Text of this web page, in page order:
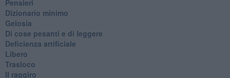
Pensieri
​Dizionario minimo
Gelosia
Di cose pesanti e di leggere
​Deficienza artificiale
Libero
Trasloco
Il raggiro